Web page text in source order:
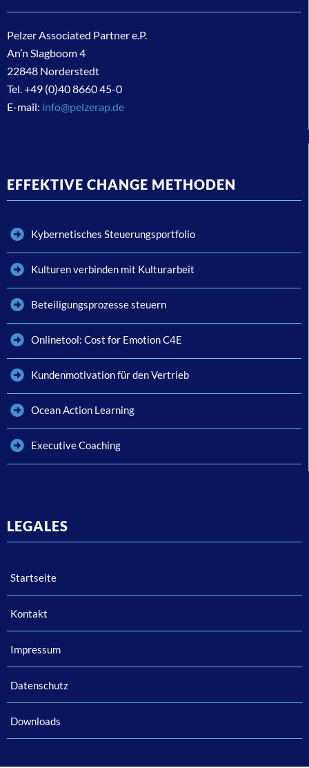
Pelzer Associated Partner e.P.
An’n Slagboom 4
22848 Norderstedt
Tel. +49 (0)40 8660 45-0
E-mail: info@pelzerap.de
EFFEKTIVE CHANGE METHODEN
Kybernetisches Steuerungsportfolio
Kulturen verbinden mit Kulturarbeit
Beteiligungsprozesse steuern
Onlinetool: Cost for Emotion C4E
Kundenmotivation für den Vertrieb
Ocean Action Learning
Executive Coaching
LEGALES
Startseite
Kontakt
Impressum
Datenschutz
Downloads